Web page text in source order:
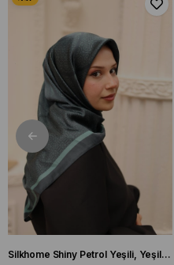
Silkhome Shiny Petrol Yeşili, Yeşil Işıltılı Eşarp IST 75002 - 07